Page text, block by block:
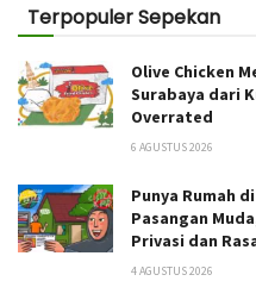
Terpopuler Sepekan
Olive Chicken
Surabaya dari
Overrated
6 AGUSTUS 2026
Punya Rumah
Pasangan
Privasi dan
4 AGUSTUS 2026